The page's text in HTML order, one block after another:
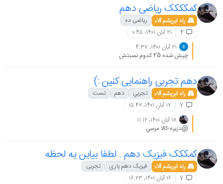
کمکککک ریاضی دهم
راه ابریشم آلاء
ریاضی ده
4
۲۱ آبان ۱۴۰۱،‏ ۰:۴۵
۲۱ آبان ۱۴۰۱،‏ ۴:۳۷
چیش شده 25 کدوم نسبتش
دهم تجربی راهنمایی کنین :)
راه ابریشم آلاء تجربي دهم
تست
7
۱۷ آبان ۱۴۰۱،‏ ۱۵:۴۲
۱۸ آبان ۱۴۰۱،‏ ۱۱:۱۲
@دزیره-کالا مرسي
کمککک فیزیک دهم . لطفا بیاین یه لحظه
راه ابریشم آلاء فیزیک دهم یاری
تجربی
7
۱۶ آبان ۱۴۰۱،‏ ۱۶:۲۳